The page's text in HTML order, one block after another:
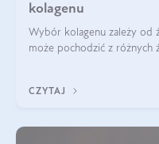
kolagenu
Wybór kolagenu zależy od
może pochodzić z różnych
bydlęcy.
CZYTAJ